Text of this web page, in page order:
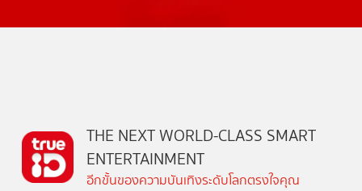
THE NEXT WORLD-CLASS SMART
ENTERTAINMENT
อีกขั้นของความบันเทิงระดับโลกตรงใจคุณ